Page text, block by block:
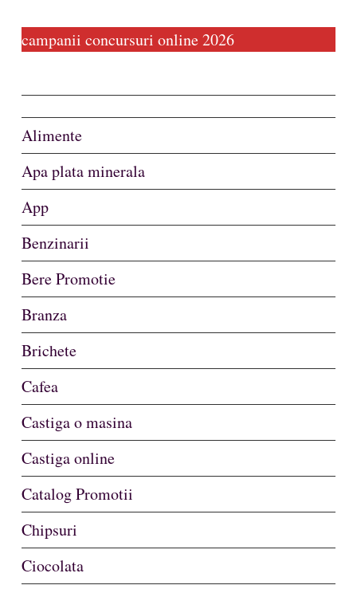
campanii concursuri online 2026
Alimente
Apa plata minerala
App
Benzinarii
Bere Promotie
Branza
Brichete
Cafea
Castiga o masina
Castiga online
Catalog Promotii
Chipsuri
Ciocolata